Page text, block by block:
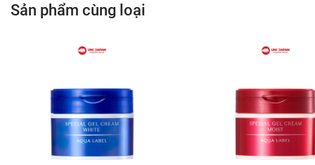
Sản phẩm cùng loại